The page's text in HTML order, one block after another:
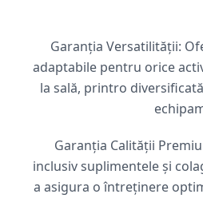
Garanția Versatilității:
adaptabile pentru orice
la sală, printro
Garanția Calității
inclusiv suplimentele și
a asigura o întreținere